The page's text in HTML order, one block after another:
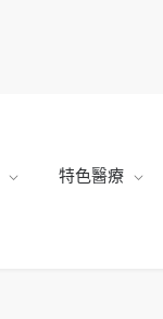
特色醫療